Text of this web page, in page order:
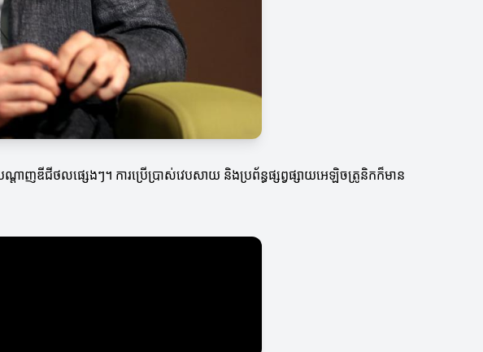
ដាញឌីជីថលផ្សេងៗ។ ការប្រើប្រាស់វេបសាយ និងប្រព័ន្ធផ្សព្វផ្សាយអេឡិចត្រូនិកក៏មាន